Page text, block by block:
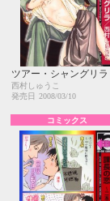
ツアー・シャングリラ
西村しゅうこ
発売日 2008/03/10
コミックス